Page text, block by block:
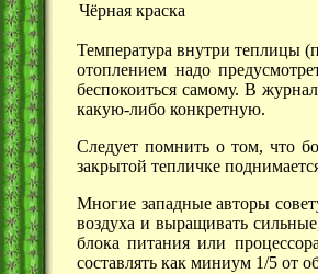
Чёрная краска
Температура внутри теплицы
отоплением надо
беспокоиться самому. В
какую-либо конкретную.
Следует помнить о том, что
закрытой тепличке
Многие западные авторы
воздуха и выращивать
блока питания или
составлять как миниум 1/5 от